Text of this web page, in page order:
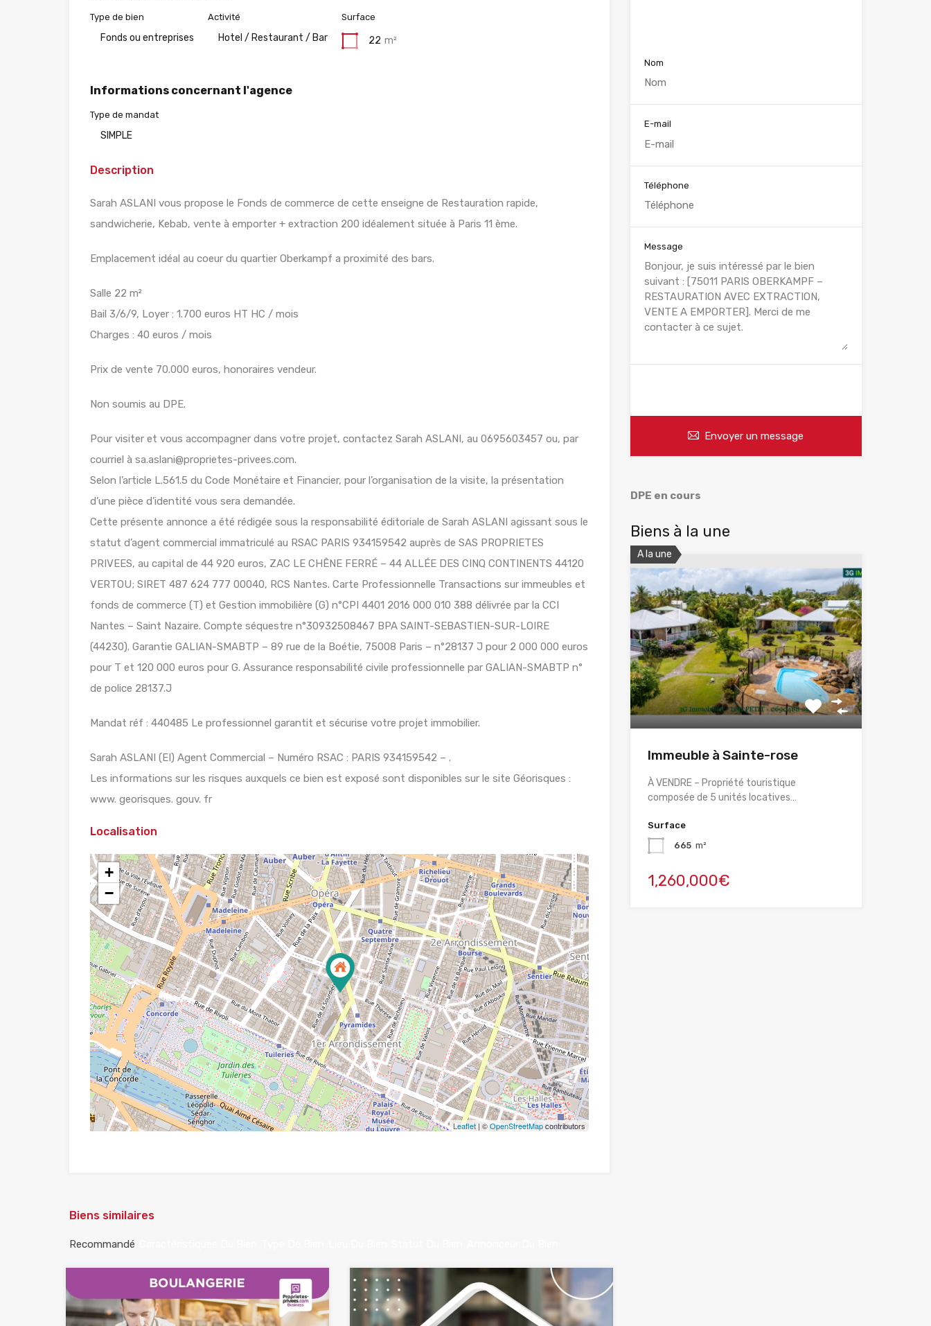
Type de bien
Fonds ou entreprises
Activité
Hotel / Restaurant / Bar
Surface
22 m²
Informations concernant l'agence
Type de mandat
SIMPLE
Description
Sarah ASLANI vous propose le Fonds de commerce de cette enseigne de Restauration rapide,
sandwicherie, Kebab, vente à emporter + extraction 200 idéalement située à Paris 11 ème.
Emplacement idéal au coeur du quartier Oberkampf a proximité des bars.
Salle 22 m²
Bail 3/6/9, Loyer : 1.700 euros HT HC / mois
Charges : 40 euros / mois
Prix de vente 70.000 euros, honoraires vendeur.
Non soumis au DPE.
Pour visiter et vous accompagner dans votre projet, contactez Sarah ASLANI, au 0695603457 ou, par
courriel à sa.aslani@proprietes-privees.com.
Selon l’article L.561.5 du Code Monétaire et Financier, pour l’organisation de la visite, la présentation
d’une pièce d’identité vous sera demandée.
Cette présente annonce a été rédigée sous la responsabilité éditoriale de Sarah ASLANI agissant sous le
statut d’agent commercial immatriculé au RSAC PARIS 934159542 auprès de SAS PROPRIETES
PRIVEES, au capital de 44 920 euros, ZAC LE CHÊNE FERRÉ – 44 ALLÉE DES CINQ CONTINENTS 44120
VERTOU; SIRET 487 624 777 00040, RCS Nantes. Carte Professionnelle Transactions sur immeubles et
fonds de commerce (T) et Gestion immobilière (G) n°CPI 4401 2016 000 010 388 délivrée par la CCI
Nantes – Saint Nazaire. Compte séquestre n°30932508467 BPA SAINT-SEBASTIEN-SUR-LOIRE
(44230). Garantie GALIAN-SMABTP – 89 rue de la Boétie, 75008 Paris – n°28137 J pour 2 000 000 euros
pour T et 120 000 euros pour G. Assurance responsabilité civile professionnelle par GALIAN-SMABTP n°
de police 28137.J
Mandat réf : 440485 Le professionnel garantit et sécurise votre projet immobilier.
Sarah ASLANI (EI) Agent Commercial – Numéro RSAC : PARIS 934159542 – .
Les informations sur les risques auxquels ce bien est exposé sont disponibles sur le site Géorisques :
www. georisques. gouv. fr
Localisation
+
−
Leaflet| ©OpenStreetMapcontributors
Biens similaires
Recommandé
Nom
E-mail
Téléphone
Message
Envoyer un message
DPE en cours
Biens à la une
A la une
Immeuble à Sainte-rose
À VENDRE – Propriété touristique
composée de 5 unités locatives…
Surface
665 m²
1,260,000€